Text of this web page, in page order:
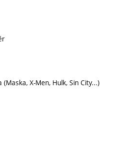
X-Men, Hulk, Sin City...)